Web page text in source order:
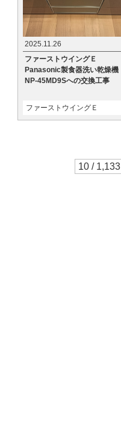
2025.11.26
ファーストウイングＥ
Panasonic製食器洗い乾燥機
NP-45MD9Sへの交換工事
ファーストウイングＥ
10 / 1,133